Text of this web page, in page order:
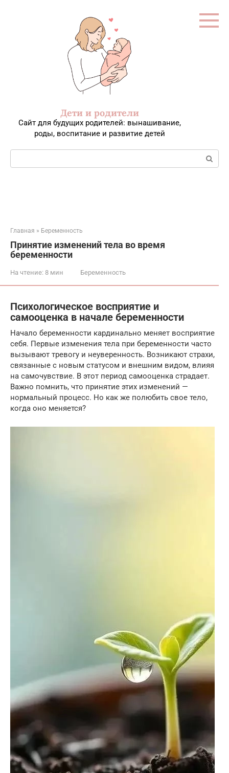
Дети и родители
Сайт для будущих родителей: вынашивание,
роды, воспитание и развитие детей
Поиск:
Главная » Беременность
Принятие изменений тела во время
беременности
На чтение: 8 мин Беременность
Психологическое восприятие и
самооценка в начале беременности
Начало беременности кардинально меняет восприятие
себя. Первые изменения тела при беременности часто
вызывают тревогу и неуверенность. Возникают страхи,
связанные с новым статусом и внешним видом, влияя
на самочувствие. В этот период самооценка страдает.
Важно помнить, что принятие этих изменений —
нормальный процесс. Но как же полюбить свое тело,
когда оно меняется?